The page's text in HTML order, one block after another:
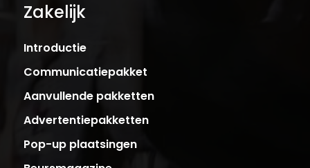
Zakelijk
Introductie
Communicatiepakket
Aanvullende pakketten
Advertentiepakketten
Pop-up plaatsingen